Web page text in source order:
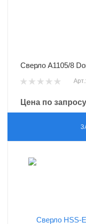
Сверло A1105/8
Цена по запросу